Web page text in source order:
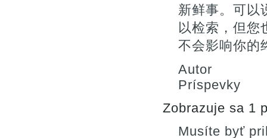
新鲜事。可以
以检索，但您
不会影响你的
Autor
Príspevky
Zobrazuje sa 1
Musíte byť